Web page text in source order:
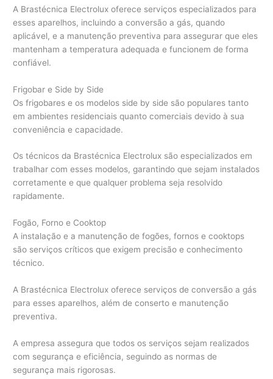
A Brastécnica Electrolux oferece serviços especializados para
esses aparelhos, incluindo a conversão a gás, quando
aplicável, e a manutenção preventiva para assegurar que eles
mantenham a temperatura adequada e funcionem de forma
confiável.
Frigobar e Side by Side
Os frigobares e os modelos side by side são populares tanto
em ambientes residenciais quanto comerciais devido à sua
conveniência e capacidade.
Os técnicos da Brastécnica Electrolux são especializados em
trabalhar com esses modelos, garantindo que sejam instalados
corretamente e que qualquer problema seja resolvido
rapidamente.
Fogão, Forno e Cooktop
A instalação e a manutenção de fogões, fornos e cooktops
são serviços críticos que exigem precisão e conhecimento
técnico.
A Brastécnica Electrolux oferece serviços de conversão a gás
para esses aparelhos, além de conserto e manutenção
preventiva.
A empresa assegura que todos os serviços sejam realizados
com segurança e eficiência, seguindo as normas de
segurança mais rigorosas.